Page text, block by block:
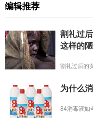
编辑推荐
割礼过
这样的
割礼过后的
为什么
84消毒液如